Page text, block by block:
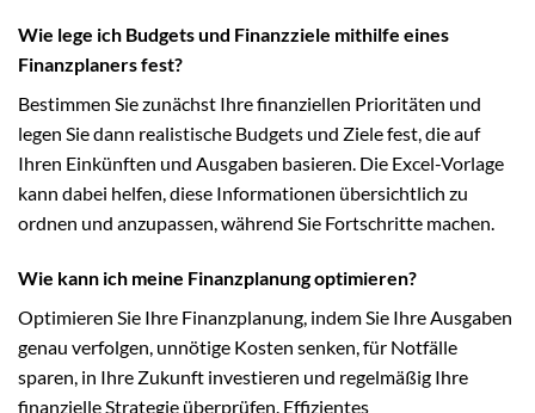
Wie lege ich Budgets und Finanzziele mithilfe eines
Finanzplaners fest?
Bestimmen Sie zunächst Ihre finanziellen Prioritäten und
legen Sie dann realistische Budgets und Ziele fest, die auf
Ihren Einkünften und Ausgaben basieren. Die Excel-Vorlage
kann dabei helfen, diese Informationen übersichtlich zu
ordnen und anzupassen, während Sie Fortschritte machen.
Wie kann ich meine Finanzplanung optimieren?
Optimieren Sie Ihre Finanzplanung, indem Sie Ihre Ausgaben
genau verfolgen, unnötige Kosten senken, für Notfälle
sparen, in Ihre Zukunft investieren und regelmäßig Ihre
finanzielle Strategie überprüfen. Effizientes